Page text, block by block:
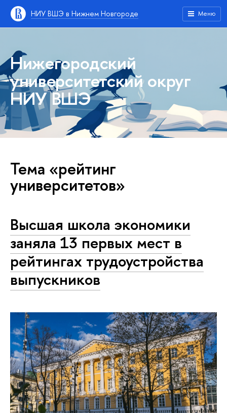
НИУ ВШЭ в Нижнем Новгороде Меню
Нижегородский
университетский округ
НИУ ВШЭ
Тема «рейтинг
университетов»
Высшая школа экономики
заняла 13 первых мест в
рейтингах трудоустройства
выпускников